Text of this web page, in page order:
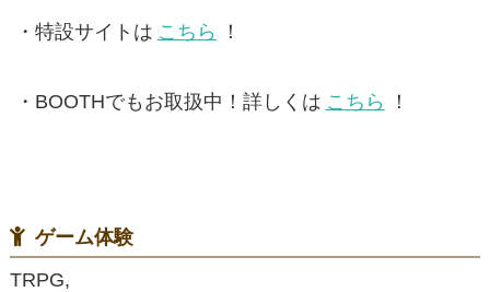
・特設サイトは こちら ！
・BOOTHでもお取扱中！詳しくは こちら ！
ゲーム体験
TRPG,